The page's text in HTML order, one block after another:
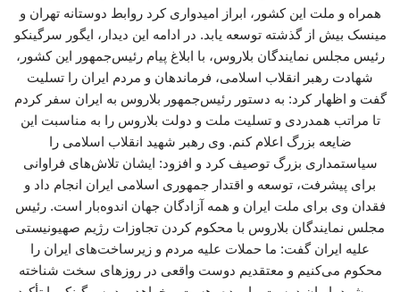
همراه و ملت این کشور، ابراز امیدواری کرد روابط دوستانه تهران و
مینسک بیش از گذشته توسعه یابد. در ادامه این دیدار، ایگور سرگینکو
رئیس مجلس نمایندگان بلاروس، با ابلاغ پیام رئیس‌جمهور این کشور،
شهادت رهبر انقلاب اسلامی، فرماندهان و مردم ایران را تسلیت
گفت و اظهار کرد: به دستور رئیس‌جمهور بلاروس به ایران سفر کردم
تا مراتب همدردی و تسلیت ملت و دولت بلاروس را به مناسبت این
ضایعه بزرگ اعلام کنم. وی رهبر شهید انقلاب اسلامی را
سیاستمداری بزرگ توصیف کرد و افزود: ایشان تلاش‌های فراوانی
برای پیشرفت، توسعه و اقتدار جمهوری اسلامی ایران انجام داد و
فقدان وی برای ملت ایران و همه آزادگان جهان اندوه‌بار است. رئیس
مجلس نمایندگان بلاروس با محکوم کردن تجاوزات رژیم صهیونیستی
علیه ایران گفت: ما حملات علیه مردم و زیرساخت‌های ایران را
محکوم می‌کنیم و معتقدیم دوست واقعی در روزهای سخت شناخته